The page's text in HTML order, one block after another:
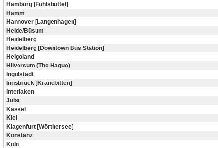
Hamburg [Fuhlsbüttel]
Hamm
Hannover [Langenhagen]
Heide/Büsum
Heidelberg
Heidelberg [Downtown Bus Station]
Helgoland
Hilversum (The Hague)
Ingolstadt
Innsbruck [Kranebitten]
Interlaken
Juist
Kassel
Kiel
Klagenfurt [Wörthersee]
Konstanz
Köln